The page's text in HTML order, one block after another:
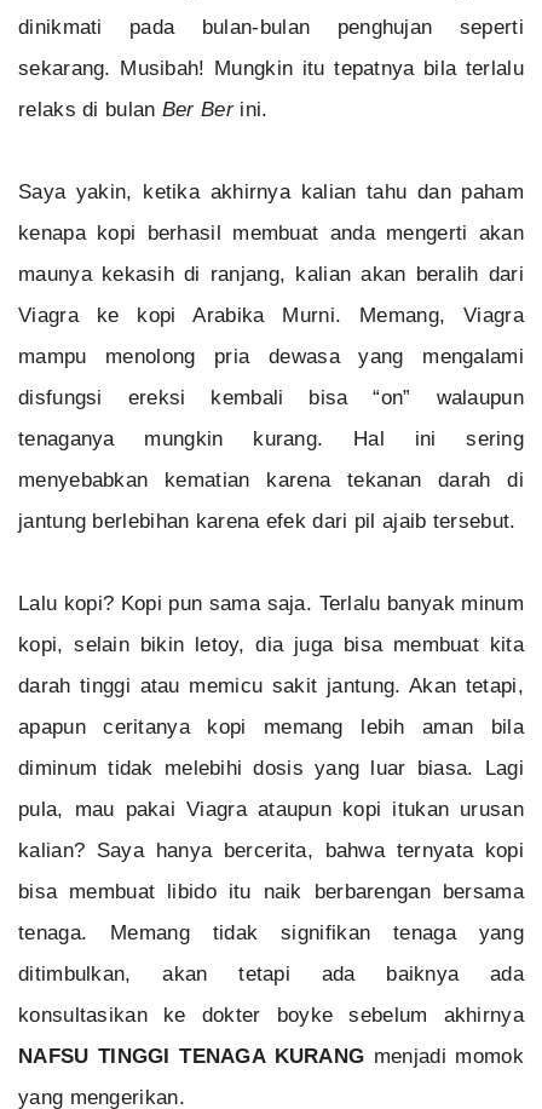
dinikmati pada bulan-bulan penghujan seperti
sekarang. Musibah! Mungkin itu tepatnya bila terlalu
relaks di bulan Ber Berini.
Saya yakin, ketika akhirnya kalian tahu dan paham
kenapa kopi berhasil membuat anda mengerti akan
maunya kekasih di ranjang, kalian akan beralih dari
Viagra ke kopi Arabika Murni. Memang, Viagra
mampu menolong pria dewasa yang mengalami
disfungsi ereksi kembali bisa “on” walaupun
tenaganya mungkin kurang. Hal ini sering
menyebabkan kematian karena tekanan darah di
jantung berlebihan karena efek dari pil ajaib tersebut.
Lalu kopi? Kopi pun sama saja. Terlalu banyak minum
kopi, selain bikin letoy, dia juga bisa membuat kita
darah tinggi atau memicu sakit jantung. Akan tetapi,
apapun ceritanya kopi memang lebih aman bila
diminum tidak melebihi dosis yang luar biasa. Lagi
pula, mau pakai Viagra ataupun kopi itukan urusan
kalian? Saya hanya bercerita, bahwa ternyata kopi
bisa membuat libido itu naik berbarengan bersama
tenaga. Memang tidak signifikan tenaga yang
ditimbulkan, akan tetapi ada baiknya ada
konsultasikan ke dokter boyke sebelum akhirnya
NAFSU TINGGI TENAGA KURANG menjadi momok
yang mengerikan.